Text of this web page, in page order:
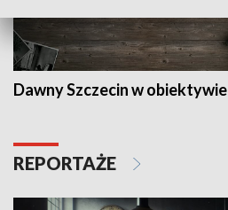
Dawny Szczecin w obiektywie
REPORTAŻE